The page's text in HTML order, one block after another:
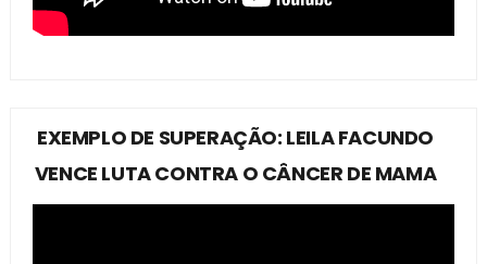
EXEMPLO DE SUPERAÇÃO: LEILA FACUNDO
VENCE LUTA CONTRA O CÂNCER DE MAMA